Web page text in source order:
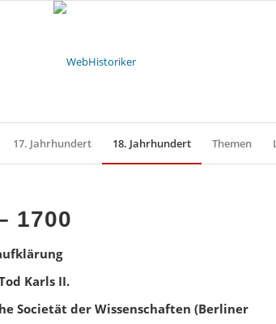
17. Jahrhundert 18. Jahrhundert Themen
1700
Karls II.
Societät der Wissenschaften (Berliner